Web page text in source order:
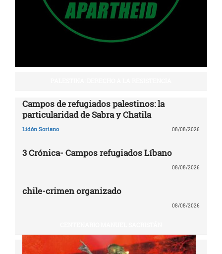
Campos de refugiados palestinos: la
particularidad de Sabra y Chatila
Lidón Soriano 08/08/2026
3 Crónica- Campos refugiados Líbano
08/08/2026
chile-crimen organizado
08/08/2026